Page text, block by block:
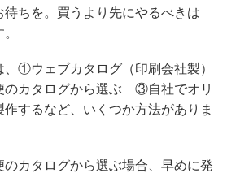
待ちを。買うより先にやるべきは
①ウェブカタログ（印刷会社製）
カタログから選ぶ ③自社でオリ
するなど、いくつか方法がありま
カタログから選ぶ場合、早めに発